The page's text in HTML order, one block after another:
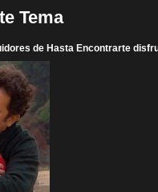
Tema
de Hasta Encontrarte